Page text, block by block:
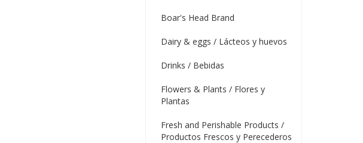
Boar's Head Brand
Dairy & eggs / Lácteos y huevos
Drinks / Bebidas
Flowers & Plants / Flores y
Plantas
Fresh and Perishable Products /
Productos Frescos y Perecederos